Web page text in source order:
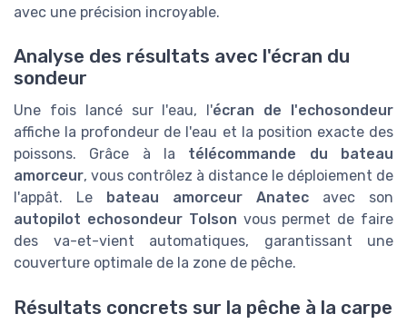
avec une précision incroyable.
Analyse des résultats avec l'écran du
sondeur
Une fois lancé sur l'eau, l'écran de l'echosondeur
affiche la profondeur de l'eau et la position exacte des
poissons. Grâce à la télécommande du bateau
amorceur, vous contrôlez à distance le déploiement de
l'appât. Le
bateau amorceur Anatec avec son
autopilot echosondeur Tolson vous permet de faire
des va-et-vient automatiques, garantissant une
couverture optimale de la zone de pêche.
Résultats concrets sur la pêche à la carpe